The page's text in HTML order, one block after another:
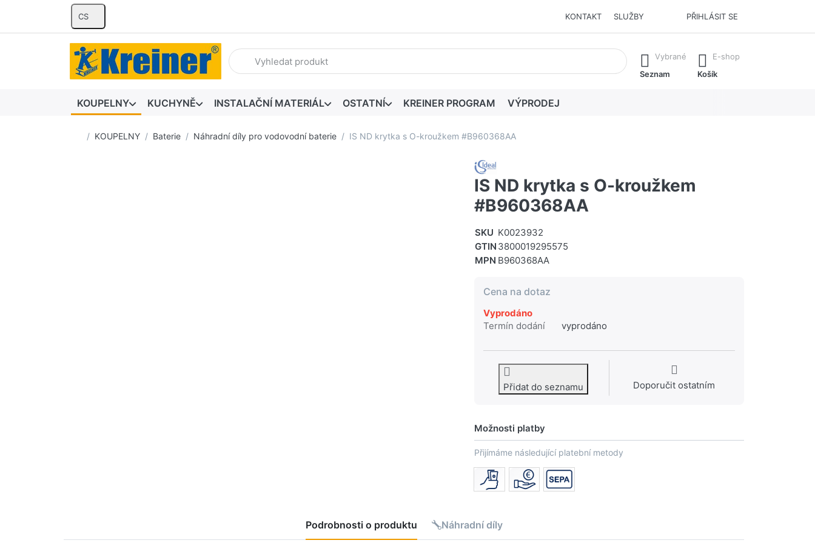
CS KONTAKT SLUŽBY PŘIHLÁSIT SE
Zadejte hledaný výraz. První výsledky se zobrazí automaticky při zadávání. Stisknutím klávesy Enter vyvoláte všechny výsledky.
Vybrané
Seznam
E-shop
Košík
KOUPELNY KUCHYNĚ INSTALAČNÍ MATERIÁL OSTATNÍ KREINER PROGRAM VÝPRODEJ
Domovská stránka
KOUPELNY Baterie Náhradní díly pro vodovodní baterie IS ND krytka s O-kroužkem #B960368AA
IS ND krytka s O-kroužkem
#B960368AA
SKU K0023932
GTIN 3800019295575
MPN B960368AA
Cena na dotaz
Vyprodáno
Termín dodání
vyprodáno
Přidat do seznamu Doporučit ostatním
Možnosti platby
Přijímáme následující platební metody
Podrobnosti o produktu Náhradní díly